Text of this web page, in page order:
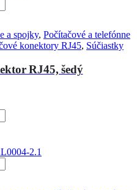
a spojky, Počítačové a telefónne
konektory RJ45, Súčiastky
RJ45, šedý